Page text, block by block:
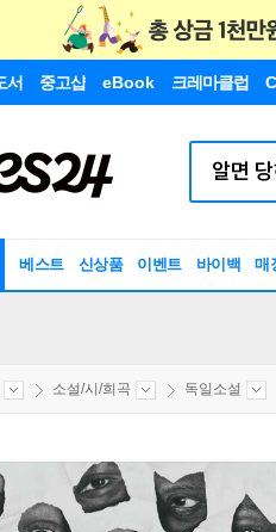
서 중고샵 eBook 크레마클럽
베스트 신상품 이벤트 바이백 매
소설/시/희곡 독일소설